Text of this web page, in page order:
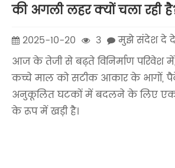
की अगली लहर क्यों चला रही
2025-10-20 3
मुझे संदेश दे
आज के तेजी से बढ़ते विनिर्माण परिवेश
कच्चे माल को सटीक आकार के भागों,
अनुकूलित घटकों में बदलने के लिए एक
के रूप में खड़ी है।